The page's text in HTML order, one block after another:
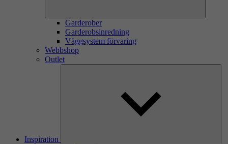
Garderober
Garderobsinredning
Väggsystem förvaring
Webbshop
Outlet
Inspiration